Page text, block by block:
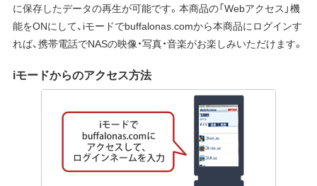
に保存したデータの再生が可能です。本商品の「Webアクセス」機
能をONにして、iモードでbuffalonas.comから本商品にログインす
れば、携帯電話でNASの映像・写真・音楽がお楽しみいただけます。
iモードからのアクセス方法